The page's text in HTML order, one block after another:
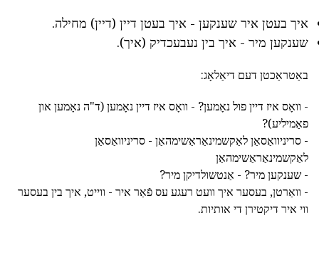
איך בעטן איר שענקען - איך בעטן דיין (דיין) מחילה.
שענקען מיר - איך בין נעבעכדיק (איך).
באַטראַכטן דעם דיאַלאָג:
- וואָס איז דיין פול נאָמען? - וואָס איז דיין נאָמען (ד"ה נאָמען און
פאַמיליע)?
- סריניוואַסאַן לאַקשמינאַראַשימהאַן - סריניוואַסאַן
לאַקשמינאַראַשימהאַן
- שענקען מיר? - אַנטשולדיקן מיר?
- וואַרטן, בעסער איך וועט רעגע עס פֿאַר איר - ווייט, איך בין בעסער
ווי איר דיקטירן די אותיות.